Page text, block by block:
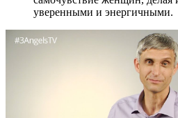
уверенными и энергичными.